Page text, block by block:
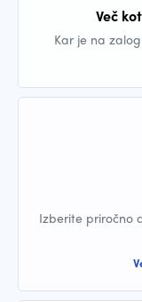
Več
Kar je na
Izberite priročno